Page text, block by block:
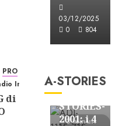
PRO
Insights"
di
03/12/2025
0
804
A-STORIES
3 minuti
FREE
A-
STORIES-
2001: i 4